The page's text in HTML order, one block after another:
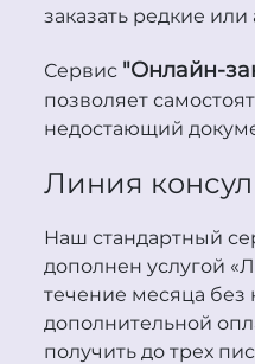
заказать редкие
Сервис "Онлайн-
позволяет
недостающий
Линия
Наш стандартный
дополнен услугой
течение месяца без
дополнительной
получить до трех